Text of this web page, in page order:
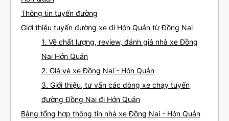
Thông tin tuyến đường
Giới thiệu tuyến đường xe đi Hớn Quản từ Đồng Nai
1. Về chất lượng, review, đánh giá nhà xe Đồng
Nai Hớn Quản
2. Giá vé xe Đồng Nai - Hớn Quản
3. Giới thiệu, tư vấn các dòng xe chạy tuyến
đường Đồng Nai đi Hớn Quản
Bảng tổng hợp thông tin nhà xe Đồng Nai - Hớn Quản